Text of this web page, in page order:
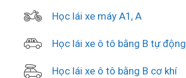
Học lái xe máy A1, A
Học lái xe ô tô bằng B tự động
Học lái xe ô tô bằng B cơ khí